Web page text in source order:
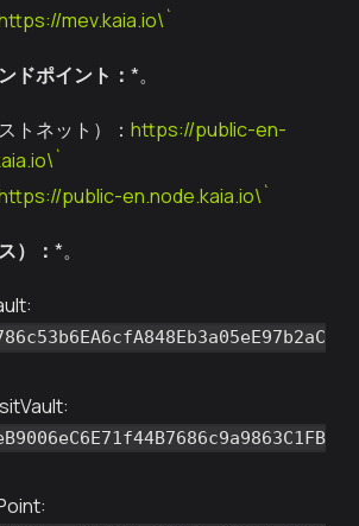
mev.kaia.io\`
ドポイント： *。
トネット）： https://public-en-
public-en.node.kaia.io\`
）： *。